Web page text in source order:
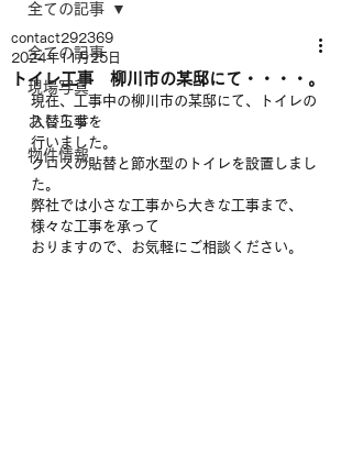
全ての記事
現場写真
おしらせ
物件情報
全ての記事
トイレ工事 柳川市の某邸にて・・・・。
contact292369
2024年11月25日
現在、工事中の柳川市の某邸にて、トイレの
入替工事を
行いました。
クロスの貼替と節水型のトイレを設置しまし
た。
弊社では小さな工事から大きな工事まで、
様々な工事を承って
おりますので、お気軽にご相談ください。